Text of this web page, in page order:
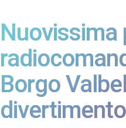
Nuovissima
Borgo